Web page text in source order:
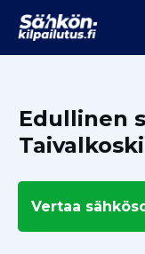
Edullinen
Taivalkoski
Vertaa